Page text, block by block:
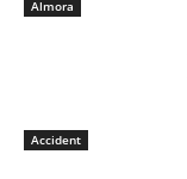
Almora
Accident